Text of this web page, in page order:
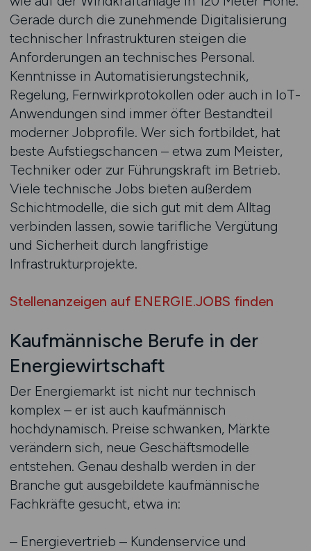
Gerade durch die zunehmende Digitalisierung
technischer Infrastrukturen steigen die
Anforderungen an technisches Personal.
Kenntnisse in Automatisierungstechnik,
Regelung, Fernwirkprotokollen oder auch in IoT-
Anwendungen sind immer öfter Bestandteil
moderner Jobprofile. Wer sich fortbildet, hat
beste Aufstiegschancen – etwa zum Meister,
Techniker oder zur Führungskraft im Betrieb.
Viele technische Jobs bieten außerdem
Schichtmodelle, die sich gut mit dem Alltag
verbinden lassen, sowie tarifliche Vergütung
und Sicherheit durch langfristige
Infrastrukturprojekte.
Stellenanzeigen auf ENERGIE.JOBS finden
Kaufmännische Berufe in der
Energiewirtschaft
Der Energiemarkt ist nicht nur technisch
komplex – er ist auch kaufmännisch
hochdynamisch. Preise schwanken, Märkte
verändern sich, neue Geschäftsmodelle
entstehen. Genau deshalb werden in der
Branche gut ausgebildete kaufmännische
Fachkräfte gesucht, etwa in:
– Energievertrieb – Kundenservice und